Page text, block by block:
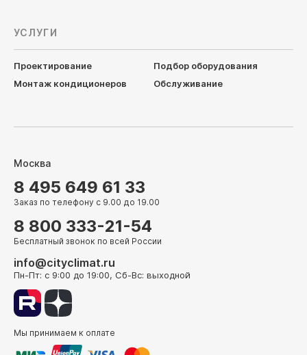
УСЛУГИ
Проектирование
Подбор оборудования
Монтаж кондиционеров
Обслуживание
Москва
8 495 649 61 33
Заказ по телефону с 9.00 до 19.00
8 800 333-21-54
Бесплатный звонок по всей России
info@cityclimat.ru
Пн-Пт: с 9:00 до 19:00, Сб-Вс: выходной
Мы принимаем к оплате